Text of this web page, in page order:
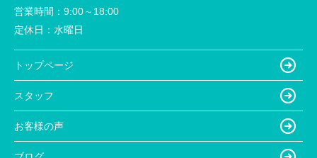
営業時間： 9:00～18:00
定休日： 水曜日
トップページ
スタッフ
お客様の声